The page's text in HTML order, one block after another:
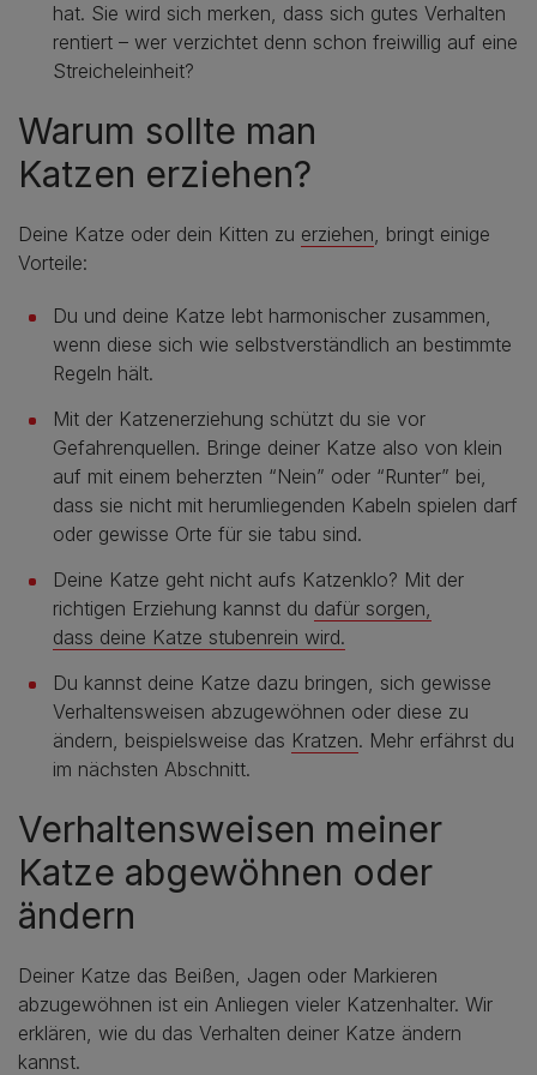
hat. Sie wird sich merken, dass sich gutes Verhalten
rentiert – wer verzichtet denn schon freiwillig auf eine
Streicheleinheit?
Warum sollte man
Katzen erziehen?
Deine Katze oder dein Kitten zu erziehen , bringt einige
Vorteile:
Du und deine Katze lebt harmonischer zusammen,
wenn diese sich wie selbstverständlich an bestimmte
Regeln hält.
Mit der Katzenerziehung schützt du sie vor
Gefahrenquellen. Bringe deiner Katze also von klein
auf mit einem beherzten “Nein” oder “Runter” bei,
dass sie nicht mit herumliegenden Kabeln spielen darf
oder gewisse Orte für sie tabu sind.
Deine Katze geht nicht aufs Katzenklo? Mit der
richtigen Erziehung kannst du dafür sorgen,
dass deine Katze stubenrein wird.
Du kannst deine Katze dazu bringen, sich gewisse
Verhaltensweisen abzugewöhnen oder diese zu
ändern, beispielsweise das Kratzen. Mehr erfährst du
im nächsten Abschnitt.
Verhaltensweisen meiner
Katze abgewöhnen oder
ändern
Deiner Katze das Beißen, Jagen oder Markieren
abzugewöhnen ist ein Anliegen vieler Katzenhalter. Wir
erklären, wie du das Verhalten deiner Katze ändern
kannst.